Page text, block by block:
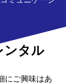
ンタル
にご興味はあ